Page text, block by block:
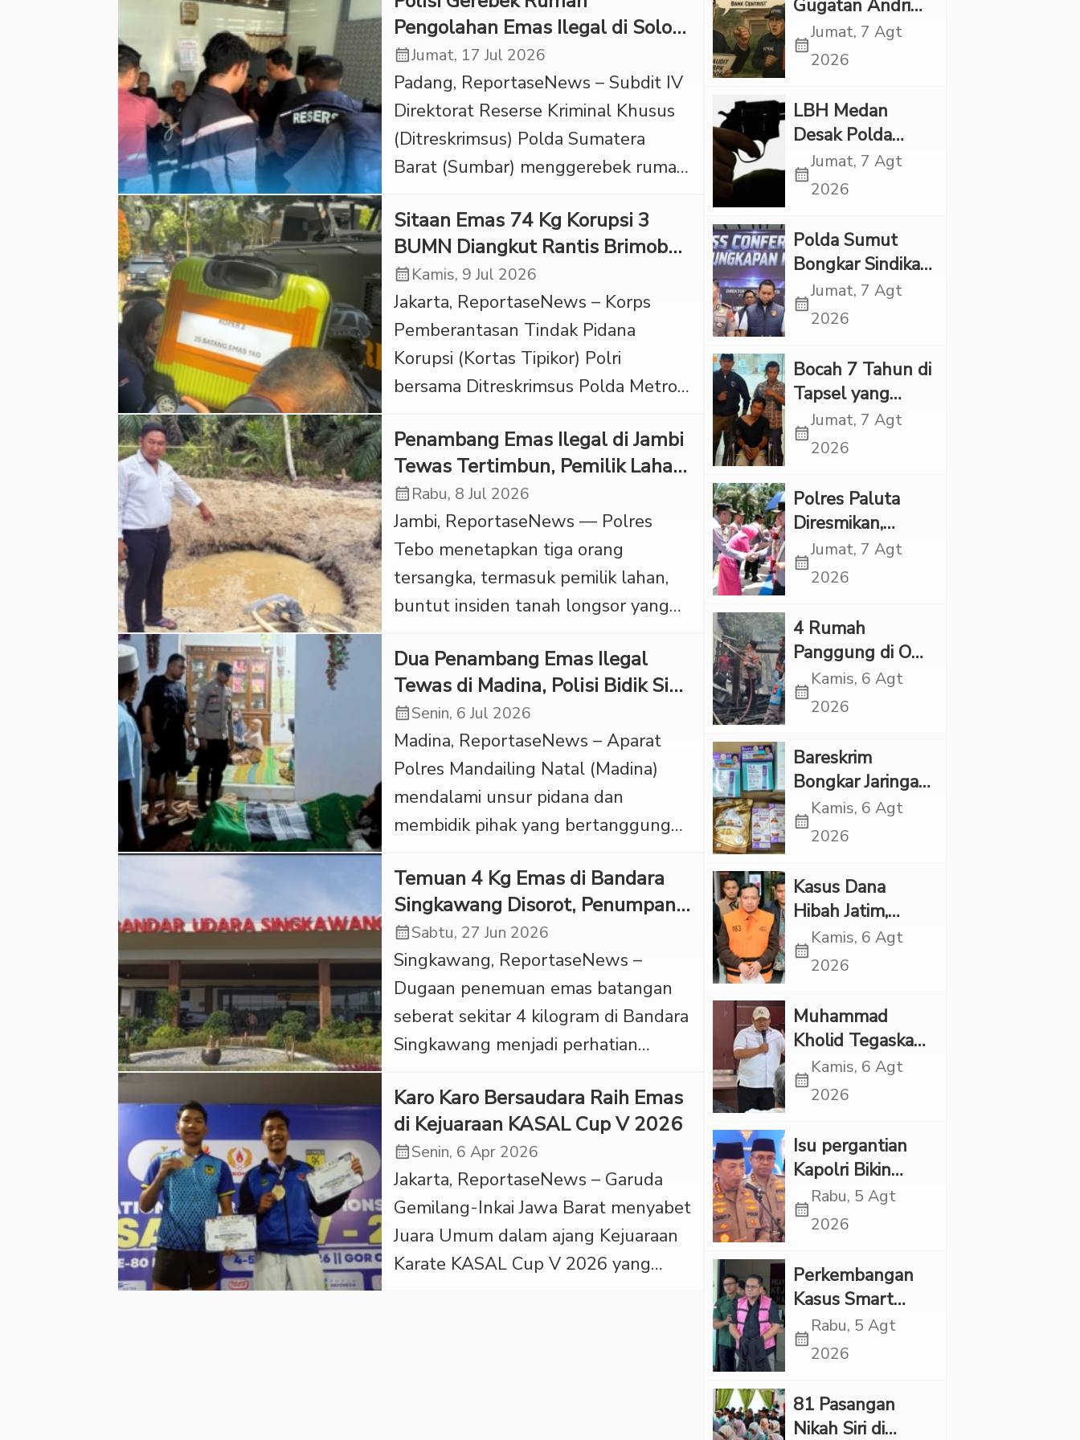
Pengolahan Emas Ilegal di Solok,
Jaringan Kakap Diburu
calendar_monthJumat, 17 Jul 2026
Padang, ReportaseNews – Subdit IV
Direktorat Reserse Kriminal Khusus
(Ditreskrimsus) Polda Sumatera
Barat (Sumbar) menggerebek rumah
dan pengolahan emas serta perak
ilegal di Jalan Dr. Hamka, Kelurahan
Kampai Tabu Karambia, Kecamatan
Lubuk Sikarah, Kota Solok. Dalam
operasi tangkap tangan yang
berlangsung pada Rabu (15/7/2026)
pukul 15.30 WIB tersebut, polisi
Sitaan Emas 74 Kg Korupsi 3
BUMN Diangkut Rantis Brimob
ke Polda Metro
calendar_monthKamis, 9 Jul 2026
Jakarta, ReportaseNews – Korps
Pemberantasan Tindak Pidana
Korupsi (Kortas Tipikor) Polri
bersama Ditreskrimsus Polda Metro
penggeledahan rumah mewah di
kawasan Sentul, Bogor, Jawa Barat.
Aset sitaan terkait dugaan kasus
korupsi di tiga BUMN besar—PLN,
Asabri, dan Krakatau Steel— ini
dievakuasi menggunakan kendaraan
taktis (rantis) dengan pengawalan
Penambang Emas Ilegal di Jambi
Tewas Tertimbun, Pemilik Lahan
Ditahan Polisi
calendar_monthRabu, 8 Jul 2026
Jambi, ReportaseNews — Polres
Tebo menetapkan tiga orang
tersangka, termasuk pemilik lahan,
buntut insiden tanah longsor yang
emas tanpa izin (PETI) di Dusun
Margodadi, Desa Teluk Singkawang,
Kecamatan Sumay, Kabupaten Tebo,
Jambi. Peristiwa nahas yang
merenggut nyawa pekerja berinisial
AD tersebut terjadi di lokasi
dompeng darat pada Minggu
Dua Penambang Emas Ilegal
Tewas di Madina, Polisi Bidik Sisi
Pidana
calendar_monthSenin, 6 Jul 2026
Madina, ReportaseNews – Aparat
Polres Mandailing Natal (Madina)
mendalami unsur pidana dan
membidik pihak yang bertanggung
Pertambangan Emas Tanpa Izin
(PETI) di Desa Aek Guo, Kecamatan
Batangnatal, Madina, menyusul
insiden longsor maut yang
menewaskan dua orang penambang
pada Sabtu (4/7/2026) sore.
Peristiwa nahas tersebut terjadi saat
penambangan emas secara […]
Temuan 4 Kg Emas di Bandara
Singkawang Disorot, Penumpang
Menghilang
calendar_monthSabtu, 27 Jun 2026
Singkawang, ReportaseNews –
Dugaan penemuan emas batangan
seberat sekitar 4 kilogram di Bandara
Singkawang menjadi perhatian
pada Sabtu (6/6/2026) itu hingga kini
masih menyisakan tanda tanya
karena belum ada penjelasan resmi
dari pihak bandara maupun aparat
berwenang. ‎ ‎Informasi yang
dihimpun menyebutkan, seorang
penumpang pria diduga membawa
Karo Karo Bersaudara Raih Emas
di Kejuaraan KASAL Cup V 2026
calendar_monthSenin, 6 Apr 2026
Jakarta, ReportaseNews – Garuda
Gemilang-Inkai Jawa Barat menyabet
Juara Umum dalam ajang Kejuaraan
Karate KASAL Cup V 2026 yang
Gugatan Andri
Tedjadharma di
PN Cibinong,
PUPN Mangkir
calendar_month
Jumat, 7 Agt
2026
LBH Medan
Desak Polda
Sumut Usut
Kematian Winda
calendar_month
Jumat, 7 Agt
2026
Polda Sumut
Bongkar Sindikat
Scamming
Internasional,
Rp6,7 Miliar
calendar_month
Jumat, 7 Agt
2026
Bocah 7 Tahun di
Tapsel yang
Ditemukan
Tewas di Sumur
Kekerasan
Seksual
calendar_month
Jumat, 7 Agt
2026
Polres Paluta
Diresmikan,
Begini
Tanggapan
calendar_month
Jumat, 7 Agt
2026
‎4 Rumah
Panggung di OKI
Ludes Terbakar,
Kerugian Capai
calendar_month
Kamis, 6 Agt
2026
Bareskrim
Bongkar Jaringan
Etomidate dari
Thailand, 4
calendar_month
Kamis, 6 Agt
2026
Kasus Dana
Hibah Jatim,
Siliwangi: Partai
Punya Tanggung
calendar_month
Kamis, 6 Agt
2026
Muhammad
Kholid Tegaskan
Propaganda
LGBT Harus
Minta Negara
Melindungi
Korban
calendar_month
Kamis, 6 Agt
2026
Isu pergantian
Kapolri Bikin
Panas, JMP Puji
Respons Jenderal
“Adem”
calendar_month
Rabu, 5 Agt
2026
Perkembangan
Kasus Smart
Village, Jaksa
Kembali Periksa
calendar_month
Rabu, 5 Agt
2026
81 Pasangan
Nikah Siri di